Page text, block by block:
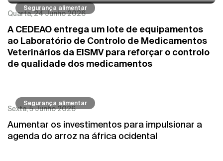
Segurança alimentar
Quarta, 24 Junho 2026
A CEDEAO entrega um lote de equipamentos
ao Laboratório de Controlo de Medicamentos
Veterinários da EISMV para reforçar o controlo
de qualidade dos medicamentos
Segurança alimentar
Sexta, 5 Junho 2026
Aumentar os investimentos para impulsionar a
agenda do arroz na áfrica ocidental